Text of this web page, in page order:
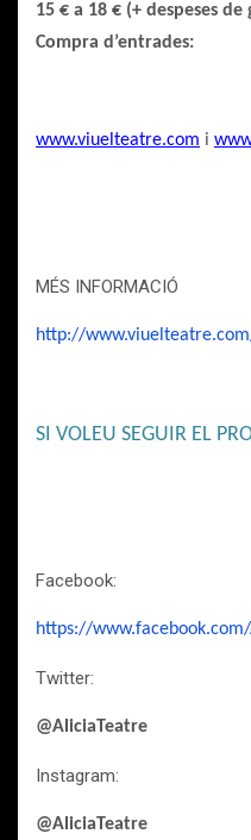
15 € a 18 € (+ despeses de
Compra d’entrades:
www.viuelteatre.com i
MÉS INFORMACIÓ
http://
SI VOLEU SEGUIR EL
Facebook:
https://
Twitter:
@AliciaTeatre
Instagram:
@AliciaTeatre